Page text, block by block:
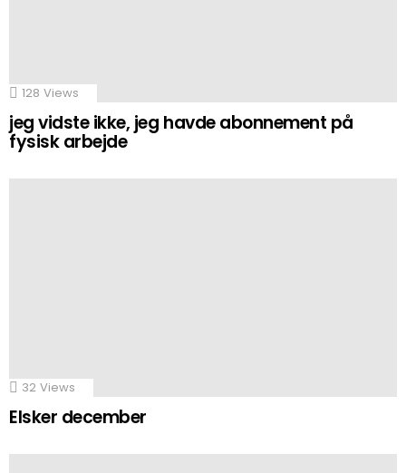
128 Views
jeg vidste ikke, jeg havde abonnement på
fysisk arbejde
32 Views
Elsker december